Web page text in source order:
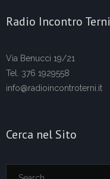
Radio Incontro Terni
Via Benucci 19/21
Tel. 376 1929558
info@radioincontroterni.it
Cerca nel Sito